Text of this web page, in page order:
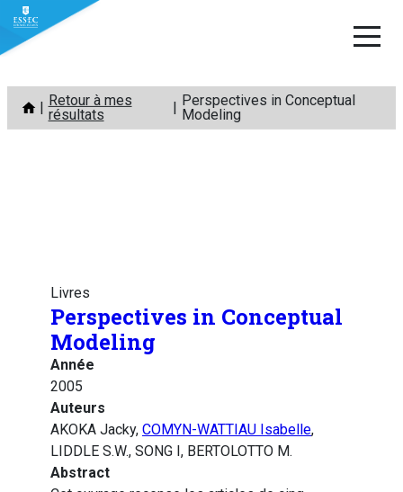
Aller
contenu
Retour à mes
résultats
Perspectives in Conceptual
Modeling
Livres
Perspectives in Conceptual
Modeling
Année
2005
Auteurs
AKOKA Jacky, COMYN-WATTIAU Isabelle,
LIDDLE S.W., SONG I, BERTOLOTTO M.
Abstract